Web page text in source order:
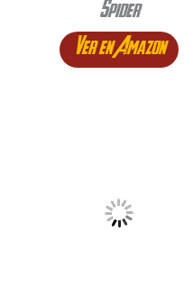
Spider
Ver en Amazon